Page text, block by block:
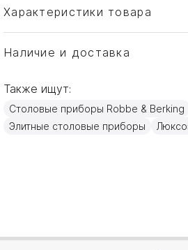
Характеристики товара
Тип товара
Ложка
Бренд
Страна производителя
Материал
Золото,
14,7см
Наличие и доставка
Также ищут:
Столовые приборы Robbe & Berking
Элитные столовые приборы